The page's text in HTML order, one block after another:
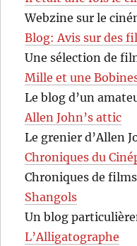
Webzine sur le
Blog: Avis sur des
Une sélection de
Mille et une
Le blog d’un
Allen John’s attic
Le grenier d’Allen
Chroniques du
Chroniques de
Shangols
Un blog
L’Alligatographe